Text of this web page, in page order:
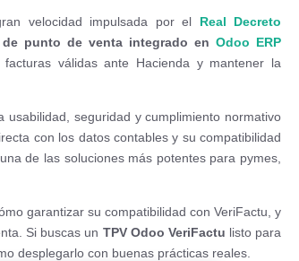
velocidad impulsada por el Real Decreto
de punto de venta integrado en Odoo ERP
válidas ante Hacienda y mantener la
usabilidad, seguridad y cumplimiento normativo
con los datos contables y su compatibilidad
de las soluciones más potentes para pymes,
garantizar su compatibilidad con VeriFactu, y
Si buscas un TPV Odoo VeriFactu listo para
desplegarlo con buenas prácticas reales.